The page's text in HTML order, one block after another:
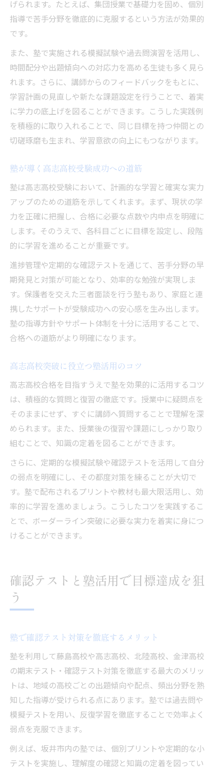
げられます。たとえば、集団授業で基礎力を固め、個別
指導で苦手分野を徹底的に克服するという方法が効果的
です。
また、塾で実施される模擬試験や過去問演習を活用し、
時間配分や出題傾向への対応力を高める生徒も多く見ら
れます。さらに、講師からのフィードバックをもとに、
学習計画の見直しや新たな課題設定を行うことで、着実
に学力の底上げを図ることができます。こうした実践例
を積極的に取り入れることで、同じ目標を持つ仲間との
切磋琢磨も生まれ、学習意欲の向上にもつながります。
塾が導く高志高校受験成功への道筋
塾は高志高校受験において、計画的な学習と確実な実力
アップのための道筋を示してくれます。まず、現状の学
力を正確に把握し、合格に必要な点数や内申点を明確に
します。そのうえで、各科目ごとに目標を設定し、段階
的に学習を進めることが重要です。
進捗管理や定期的な確認テストを通じて、苦手分野の早
期発見と対策が可能となり、効率的な勉強が実現しま
す。保護者を交えた三者面談を行う塾もあり、家庭と連
携したサポートが受験成功への安心感を生み出します。
塾の指導方針やサポート体制を十分に活用することで、
合格への道筋がより明確になります。
高志高校突破に役立つ塾活用のコツ
高志高校合格を目指すうえで塾を効果的に活用するコツ
は、積極的な質問と復習の徹底です。授業中に疑問点を
そのままにせず、すぐに講師へ質問することで理解を深
められます。また、授業後の復習や課題にしっかり取り
組むことで、知識の定着を図ることができます。
さらに、定期的な模擬試験や確認テストを活用して自分
の弱点を明確にし、その都度対策を練ることが大切で
す。塾で配布されるプリントや教材も最大限活用し、効
率的に学習を進めましょう。こうしたコツを実践するこ
とで、ボーダーライン突破に必要な実力を着実に身につ
けることができます。
確認テストと塾活用で目標達成を狙
う
塾で確認テスト対策を徹底するメリット
塾を利用して藤島高校や高志高校、北陸高校、金津高校
の期末テスト・確認テスト対策を徹底する最大のメリッ
トは、地域の高校ごとの出題傾向や配点、頻出分野を熟
知した指導が受けられる点にあります。塾では過去問や
模擬テストを用い、反復学習を徹底することで効率よく
弱点を克服できます。
例えば、坂井市内の塾では、個別プリントや定期的な小
テストを実施し、理解度の確認と知識の定着を図ってい